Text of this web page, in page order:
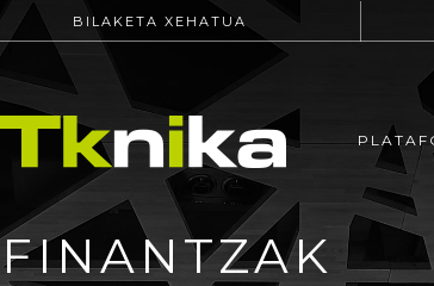
BILAKETA XEHATUA
FINANTZAK